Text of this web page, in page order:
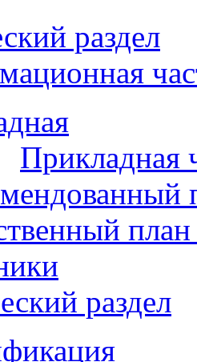
раздел
Прикладная
раздел